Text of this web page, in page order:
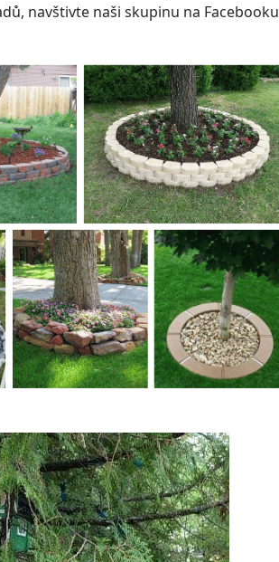
navštivte naši skupinu na Facebooku